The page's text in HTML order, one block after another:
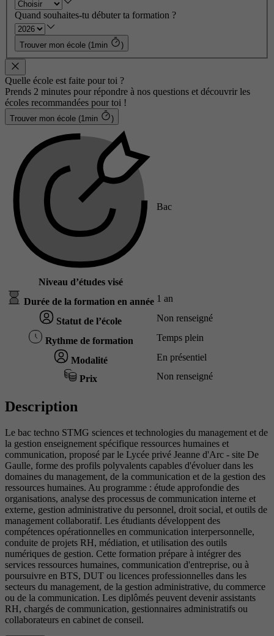
Quand souhaites-tu débuter ta formation ?
Trouver mon école (1min )
Quelle école est faite pour toi ?
Prends 2 minutes pour répondre à nos questions et découvrir les
écoles recommandées pour toi !
Trouver mon école (1min )
Niveau d’études visé
Bac
Durée de la formation en année 1 an
Statut de l’école Non renseigné
Rythme de formation Temps plein
Modalité En présentiel
Prix Non renseigné
Description
Le bac techno STMG sciences et technologies du management et de
la gestion enseignement spécifique ressources humaines et
communication, proposé par le Lycée privé Jeanne d'Arc - site De
Gaulle, forme des profils polyvalents capables d'évoluer dans les
domaines du management, de la communication et de la gestion des
ressources humaines. Au programme : étude approfondie des
organisations, analyse des processus de communication interne et
externe, gestion administrative du personnel, droit social, et outils de
management collaboratif. Les étudiants développent des
compétences opérationnelles en communication interpersonnelle,
conduite de projets RH, médiation, et utilisation des outils
numériques de gestion. Cette formation prépare à intégrer des
services ressources humaines, communication d'entreprise, ou à
poursuivre en BTS, DUT ou licences professionnelles dans les
secteurs du management, de la gestion administrative, du commerce
ou de la communication. Les diplômés peuvent devenir assistants
RH, chargés de communication, gestionnaires administratifs ou
collaborateurs en cabinet de conseil.